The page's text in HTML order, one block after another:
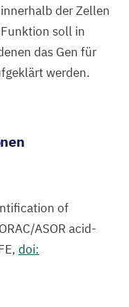
der Zellen
soll in
das Gen für
werden.
of
/ASOR acid-
doi: